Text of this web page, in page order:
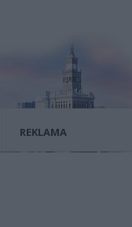
REKLAMA